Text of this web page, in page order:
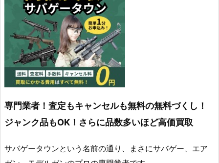
専門業者！査定もキャンセルも無料の無料づくし！
ジャンク品もOK！さらに品数多いほど高価買取
サバゲータウンという名前の通り、まさにサバゲー、エア